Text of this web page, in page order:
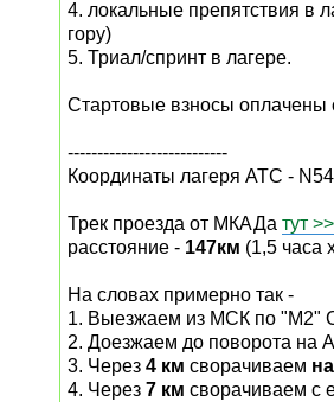
4. локальные препятствия в
гору)
5. Триал/спринт в лагере.
Стартовые взносы
---------------------------
Координаты лагеря АТС -
Трек проезда от МКАДа тут
расстояние - 147км (1,5 часа
На словах примерно так -
1. Выезжаем из МСК по "М2"
2. Доезжаем до поворота на
3. Через 4 км сворачиваем
4. Через 7 км сворачиваем с